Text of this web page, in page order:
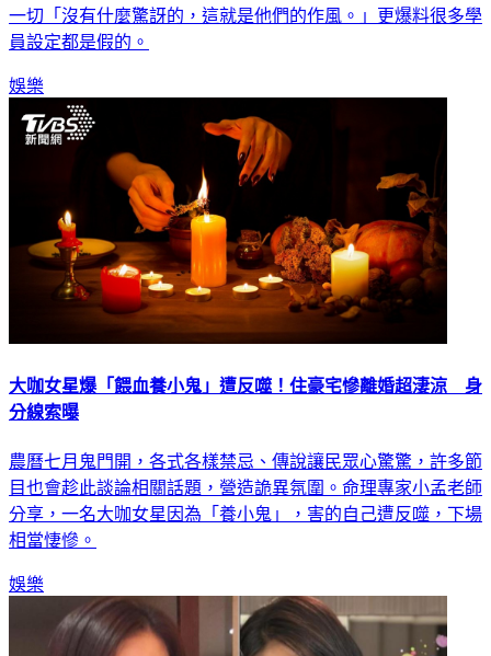
一切「沒有什麼驚訝的，這就是他們的作風。」更爆料很多學
員設定都是假的。
娛樂
大咖女星爆「餵血養小鬼」遭反噬！住豪宅慘離婚超淒涼 身
分線索曝
農曆七月鬼門開，各式各樣禁忌、傳說讓民眾心驚驚，許多節
目也會趁此談論相關話題，營造詭異氛圍。命理專家小孟老師
分享，一名大咖女星因為「養小鬼」，害的自己遭反噬，下場
相當悽慘。
娛樂